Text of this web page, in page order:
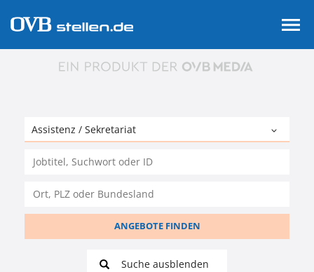
ANGEBOTE FINDEN
Suche ausblenden